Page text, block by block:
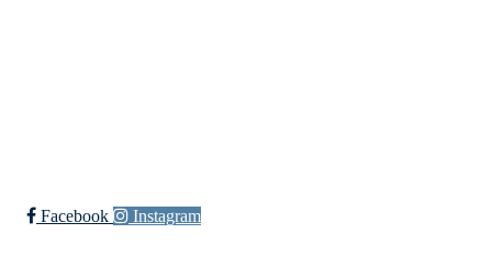
Facebook Instagram